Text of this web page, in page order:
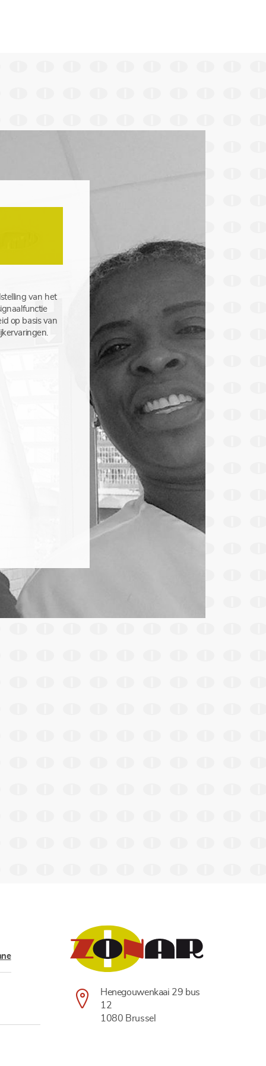
van het
op basis van
Henegouwenkaai 29 bus
12
1080 Brussel